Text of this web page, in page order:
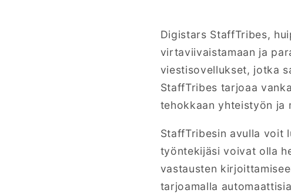
Digistars StaffTribes,
virtaviivaistamaan ja
viestisovellukset, jotka
StaffTribes tarjoaa
tehokkaan yhteistyön ja
StaffTribesin avulla voit
työntekijäsi voivat olla
vastausten
tarjoamalla